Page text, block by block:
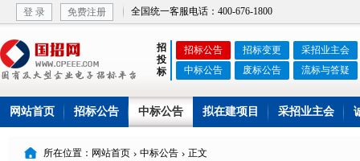
登 录 免费注册 全国统一客服电话：400-676-1800
招
投
标
招标公告 招标变更
采招业主会
中标公告
废标公告 流标与答疑
网站首页 招标公告 中标公告 拟在建项目 采招业主会
 所在位置：网站首页  中标公告  正文